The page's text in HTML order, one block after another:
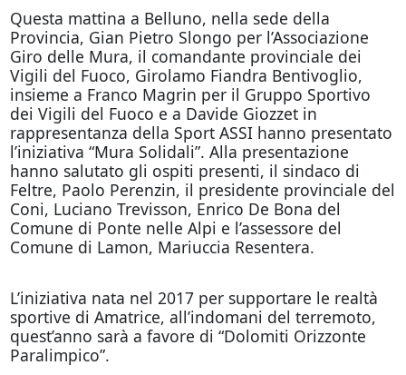
Questa mattina a Belluno, nella sede della
Provincia, Gian Pietro Slongo per l’Associazione
Giro delle Mura, il comandante provinciale dei
Vigili del Fuoco, Girolamo Fiandra Bentivoglio,
insieme a Franco Magrin per il Gruppo Sportivo
dei Vigili del Fuoco e a Davide Giozzet in
rappresentanza della Sport ASSI hanno presentato
l’iniziativa “Mura Solidali”. Alla presentazione
hanno salutato gli ospiti presenti, il sindaco di
Feltre, Paolo Perenzin, il presidente provinciale del
Coni, Luciano Trevisson, Enrico De Bona del
Comune di Ponte nelle Alpi e l’assessore del
Comune di Lamon, Mariuccia Resentera.
L’iniziativa nata nel 2017 per supportare le realtà
sportive di Amatrice, all’indomani del terremoto,
quest’anno sarà a favore di “Dolomiti Orizzonte
Paralimpico”.